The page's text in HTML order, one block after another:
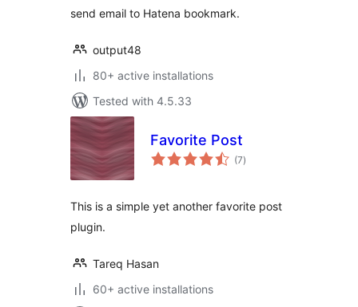
send email to Hatena bookmark.
output48
80+ active installations
Tested with 4.5.33
Favorite Post
(7total
ratings
)
This is a simple yet another favorite post
plugin.
Tareq Hasan
60+ active installations